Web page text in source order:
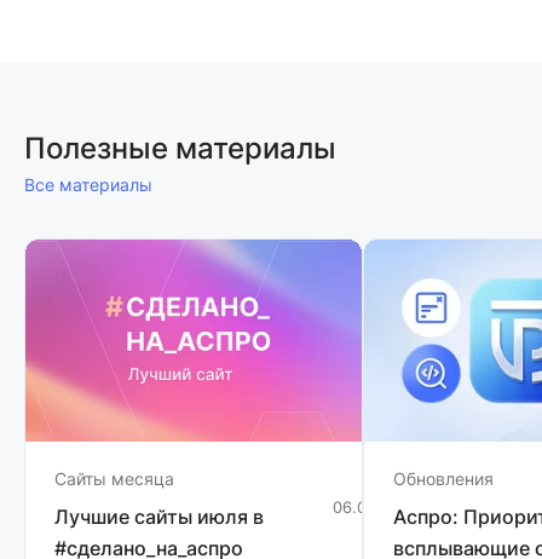
Полезные материалы
Все материалы
Сайты месяца
Лучшие сайты июля в
#сделано_на_аспро
06.08.2026 1 мин
Обновления
Аспро:
всплывающие